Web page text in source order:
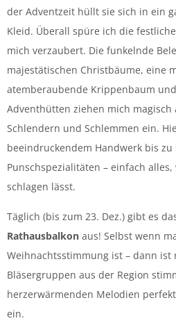
der Adventzeit hüllt sie sich in ein
Kleid. Überall spüre ich die
mich verzaubert. Die funkelnde
majestätischen Christbäume, eine
atemberaubende Krippenbaum
Adventhütten ziehen mich
Schlendern und Schlemmen ein.
beeindruckendem Handwerk bis
Punschspezialitäten – einfach
schlagen lässt.
Täglich (bis zum 23. Dez.) gibt es
Rathausbalkon aus! Selbst wenn
Weihnachtsstimmung ist – dann ist
Bläsergruppen aus der Region
herzerwärmenden Melodien
ein.